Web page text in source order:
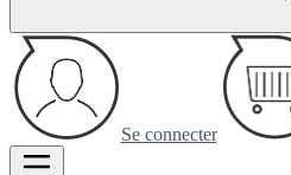
Se connecter